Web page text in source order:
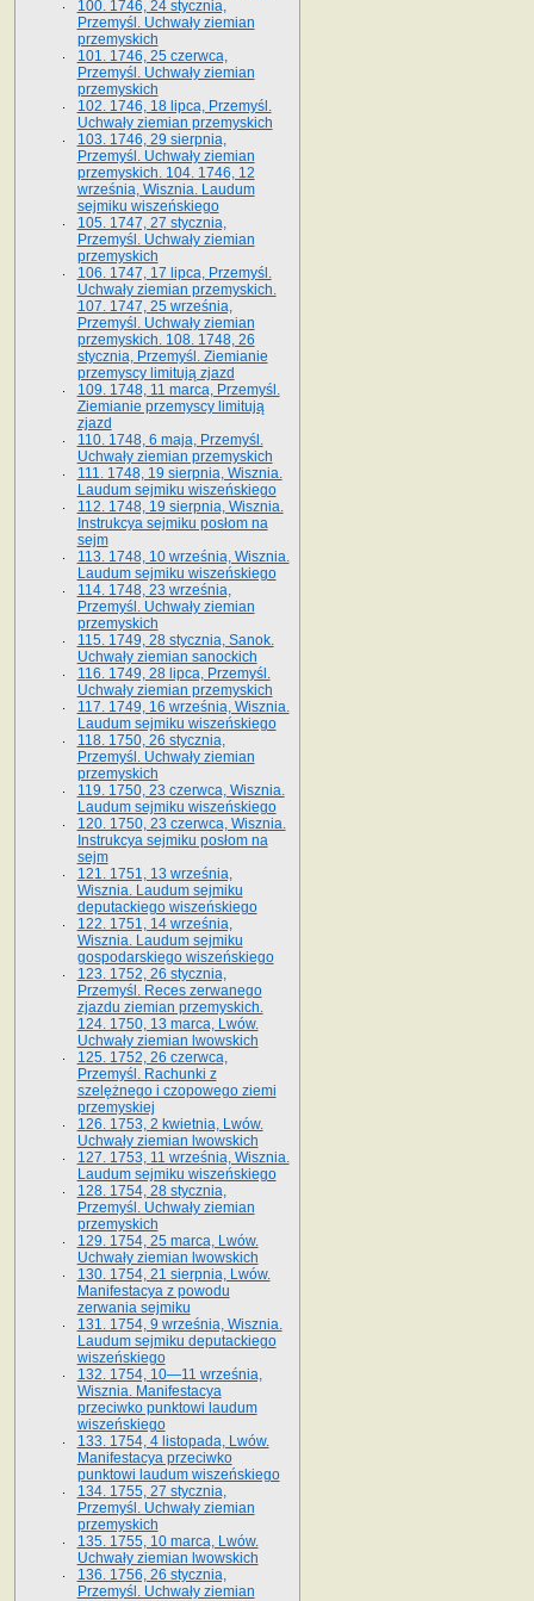
100. 1746, 24 stycznia,
Przemyśl. Uchwały ziemian
przemyskich
101. 1746, 25 czerwca,
Przemyśl. Uchwały ziemian
przemyskich
102. 1746, 18 lipca, Przemyśl.
Uchwały ziemian przemyskich
103. 1746, 29 sierpnia,
Przemyśl. Uchwały ziemian
przemyskich. 104. 1746, 12
września, Wisznia. Laudum
sejmiku wiszeńskiego
105. 1747, 27 stycznia,
Przemyśl. Uchwały ziemian
przemyskich
106. 1747, 17 lipca, Przemyśl.
Uchwały ziemian przemyskich.
107. 1747, 25 września,
Przemyśl. Uchwały ziemian
przemyskich. 108. 1748, 26
stycznia, Przemyśl. Ziemianie
przemyscy limitują zjazd
109. 1748, 11 marca, Przemyśl.
Ziemianie przemyscy limitują
zjazd
110. 1748, 6 maja, Przemyśl.
Uchwały ziemian przemyskich
111. 1748, 19 sierpnia, Wisznia.
Laudum sejmiku wiszeńskiego
112. 1748, 19 sierpnia, Wisznia.
Instrukcya sejmiku posłom na
sejm
113. 1748, 10 września, Wisznia.
Laudum sejmiku wiszeńskiego
114. 1748, 23 września,
Przemyśl. Uchwały ziemian
przemyskich
115. 1749, 28 stycznia, Sanok.
Uchwały ziemian sanockich
116. 1749, 28 lipca, Przemyśl.
Uchwały ziemian przemyskich
117. 1749, 16 września, Wisznia.
Laudum sejmiku wiszeńskiego
118. 1750, 26 stycznia,
Przemyśl. Uchwały ziemian
przemyskich
119. 1750, 23 czerwca, Wisznia.
Laudum sejmiku wiszeńskiego
120. 1750, 23 czerwca, Wisznia.
Instrukcya sejmiku posłom na
sejm
121. 1751, 13 września,
Wisznia. Laudum sejmiku
deputackiego wiszeńskiego
122. 1751, 14 września,
Wisznia. Laudum sejmiku
gospodarskiego wiszeńskiego
123. 1752, 26 stycznia,
Przemyśl. Reces zerwanego
zjazdu ziemian przemyskich.
124. 1750, 13 marca, Lwów.
Uchwały ziemian lwowskich
125. 1752, 26 czerwca,
Przemyśl. Rachunki z
szelężnego i czopowego ziemi
przemyskiej
126. 1753, 2 kwietnia, Lwów.
Uchwały ziemian lwowskich
127. 1753, 11 września, Wisznia.
Laudum sejmiku wiszeńskiego
128. 1754, 28 stycznia,
Przemyśl. Uchwały ziemian
przemyskich
129. 1754, 25 marca, Lwów.
Uchwały ziemian lwowskich
130. 1754, 21 sierpnia, Lwów.
Manifestacya z powodu
zerwania sejmiku
131. 1754, 9 września, Wisznia.
Laudum sejmiku deputackiego
wiszeńskiego
132. 1754, 10—11 września,
Wisznia. Manifestacya
przeciwko punktowi laudum
wiszeńskiego
133. 1754, 4 listopada, Lwów.
Manifestacya przeciwko
punktowi laudum wiszeńskiego
134. 1755, 27 stycznia,
Przemyśl. Uchwały ziemian
przemyskich
135. 1755, 10 marca, Lwów.
Uchwały ziemian lwowskich
136. 1756, 26 stycznia,
Przemyśl. Uchwały ziemian